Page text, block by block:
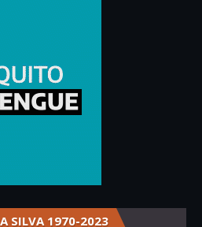
SILVA 1970-2023